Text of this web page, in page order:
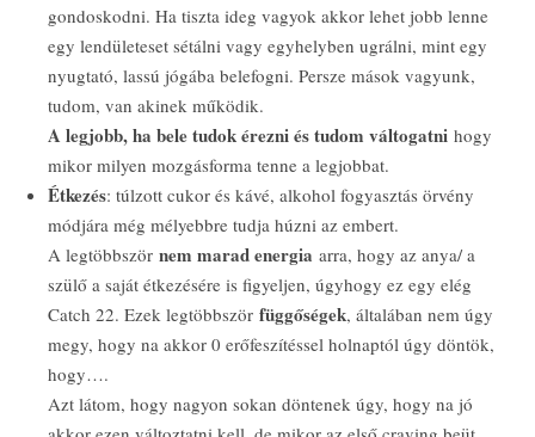
gondoskodni. Ha tiszta ideg vagyok akkor lehet jobb lenne
egy lendületeset sétálni vagy egyhelyben ugrálni, mint egy
nyugtató, lassú jógába belefogni. Persze mások vagyunk,
tudom, van akinek működik.
A legjobb, ha bele tudok érezni és tudom váltogatni hogy
mikor milyen mozgásforma tenne a legjobbat.
Étkezés: túlzott cukor és kávé, alkohol fogyasztás örvény
módjára még mélyebbre tudja húzni az embert.
A legtöbbször nem marad energia arra, hogy az anya/ a
szülő a saját étkezésére is figyeljen, úgyhogy ez egy elég
Catch 22. Ezek legtöbbször függőségek, általában nem úgy
megy, hogy na akkor 0 erőfeszítéssel holnaptól úgy döntök,
hogy….
Azt látom, hogy nagyon sokan döntenek úgy, hogy na jó